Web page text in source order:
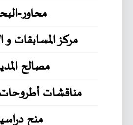
محاور-
مركز المسابقات و
مصالح
مناقشات أطروحات
منح